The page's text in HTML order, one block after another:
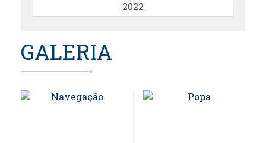
2022
GALERIA